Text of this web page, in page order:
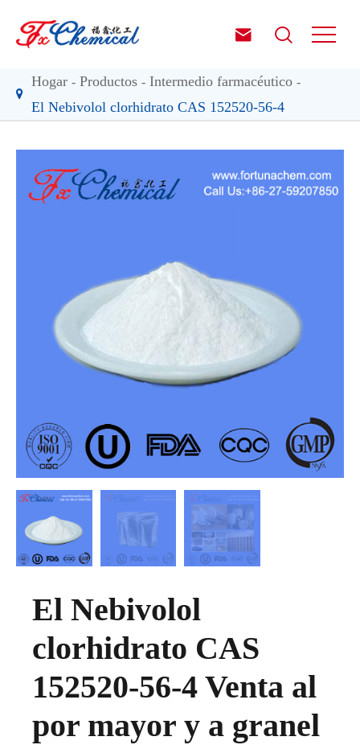
 
Hogar Productos
Intermedio farmacéutico
El Nebivolol clorhidrato CAS 152520-56-4
El Nebivolol
clorhidrato CAS
152520-56-4 Venta al
por mayor y a granel